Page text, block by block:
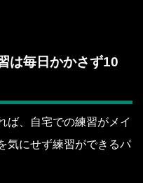
は毎日かかさず10
ば、自宅での練習がメイ
気にせず練習ができるパ